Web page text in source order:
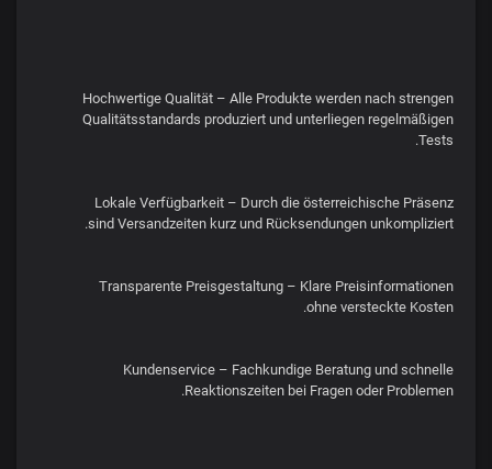
Hochwertige Qualität – Alle Produkte werden nach strengen
Qualitätsstandards produziert und unterliegen regelmäßigen
Tests.
Lokale Verfügbarkeit – Durch die österreichische Präsenz
sind Versandzeiten kurz und Rücksendungen unkompliziert.
Transparente Preisgestaltung – Klare Preisinformationen
ohne versteckte Kosten.
Kundenservice – Fachkundige Beratung und schnelle
Reaktionszeiten bei Fragen oder Problemen.